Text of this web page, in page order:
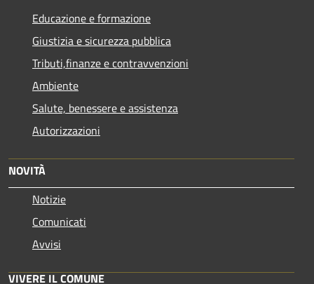
Educazione e formazione
Giustizia e sicurezza pubblica
Tributi,finanze e contravvenzioni
Ambiente
Salute, benessere e assistenza
Autorizzazioni
NOVITÀ
Notizie
Comunicati
Avvisi
VIVERE IL COMUNE